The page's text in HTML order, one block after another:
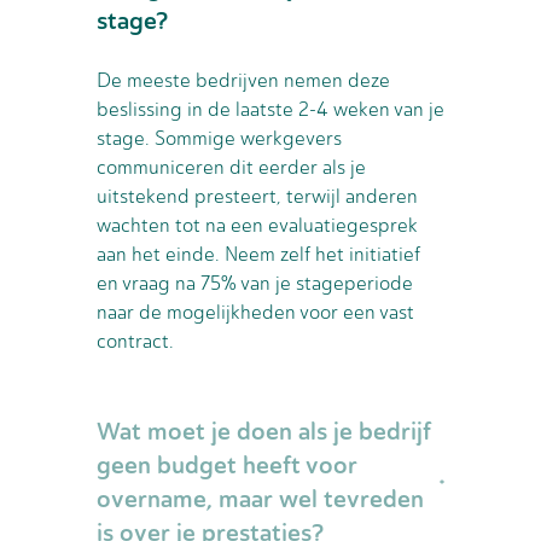
stage?
De meeste bedrijven nemen deze
beslissing in de laatste 2-4 weken van je
stage. Sommige werkgevers
communiceren dit eerder als je
uitstekend presteert, terwijl anderen
wachten tot na een evaluatiegesprek
aan het einde. Neem zelf het initiatief
en vraag na 75% van je stageperiode
naar de mogelijkheden voor een vast
contract.
Wat moet je doen als je bedrijf
geen budget heeft voor
overname, maar wel tevreden
is over je prestaties?